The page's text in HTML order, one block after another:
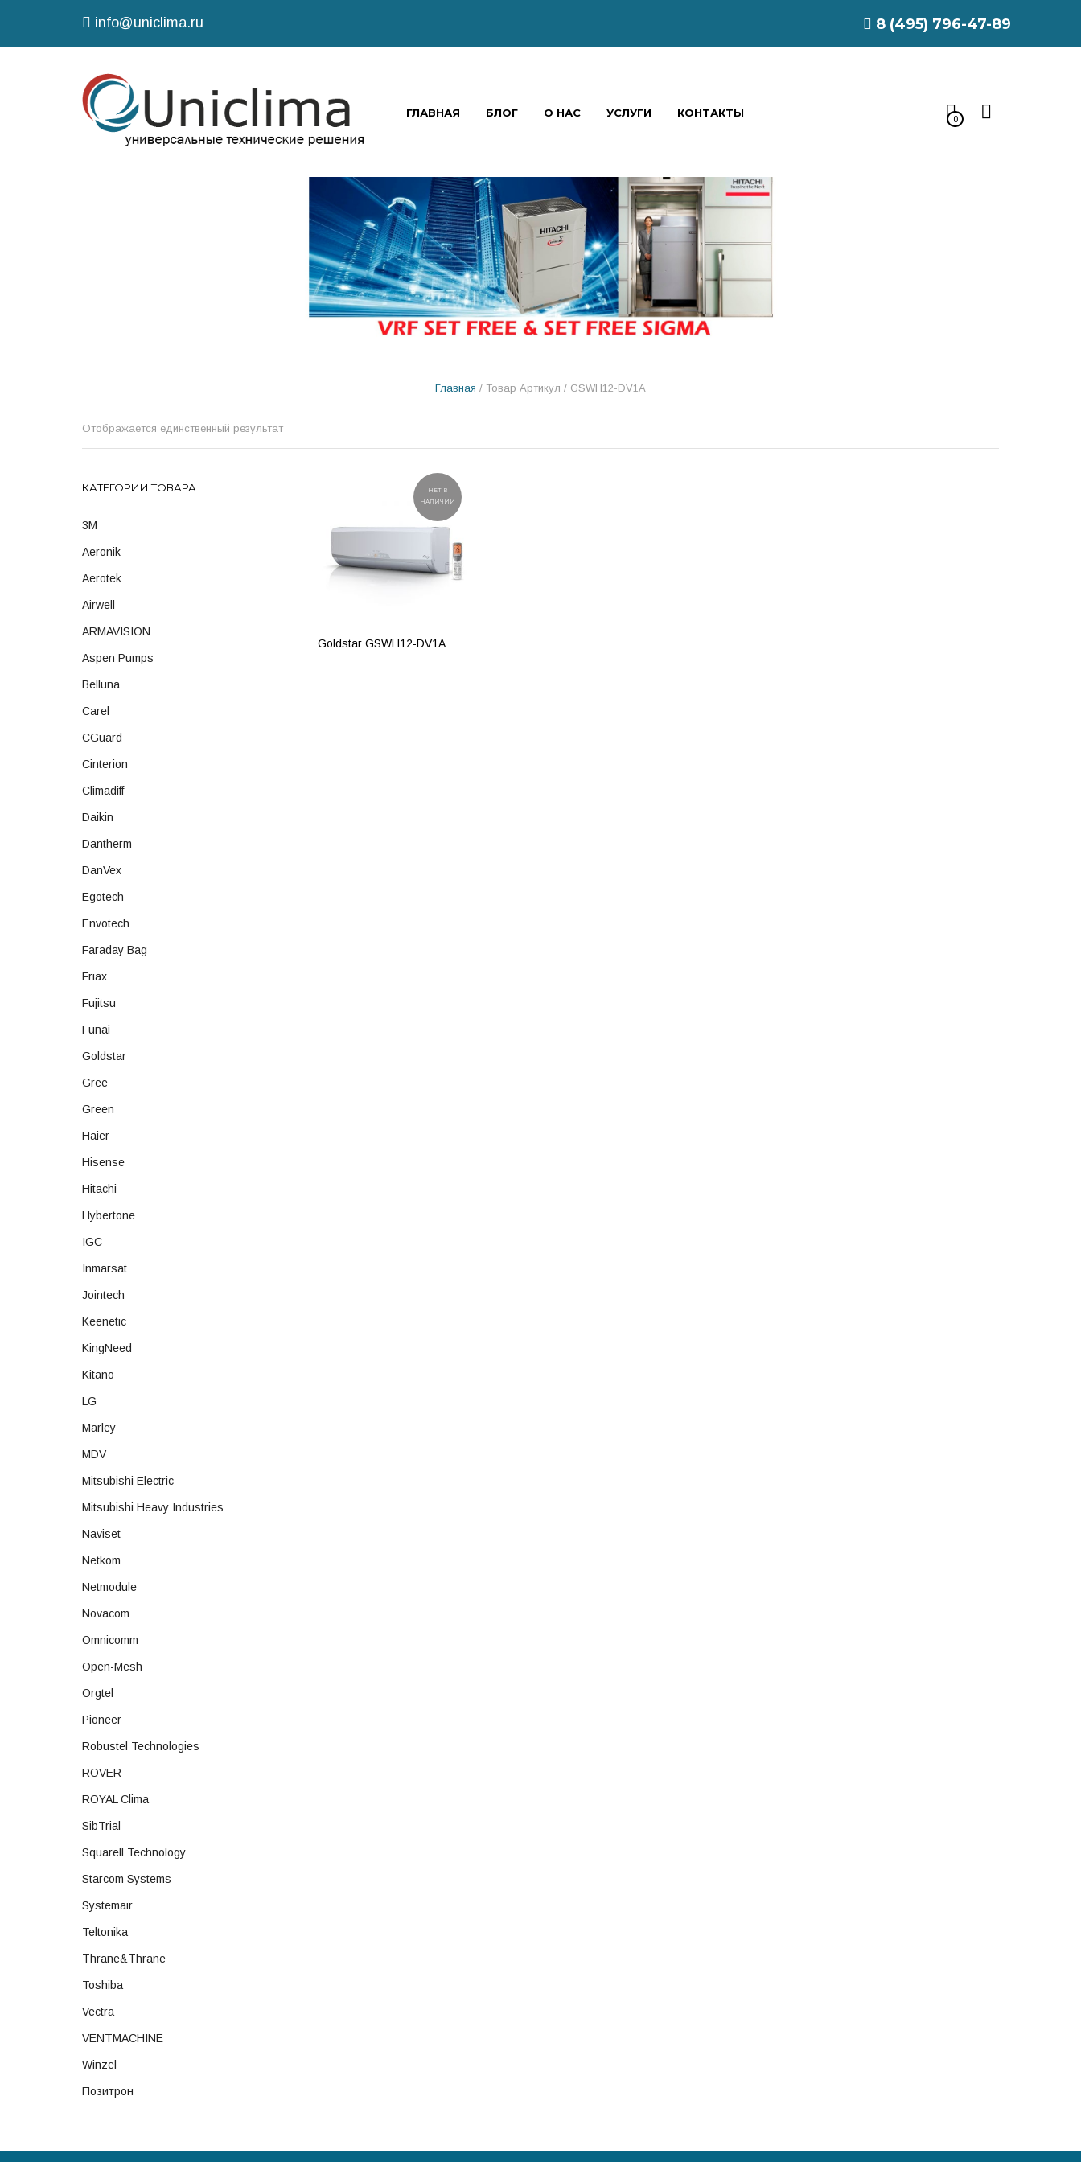
info@uniclima.ru 8 (495) 796-47-89
ГЛАВНАЯ БЛОГ О НАС УСЛУГИ КОНТАКТЫ 0
Главная / Товар Артикул / GSWH12-DV1A
Отображается единственный результат
КАТЕГОРИИ ТОВАРА
3M
Aeronik
Aerotek
Airwell
ARMAVISION
Aspen Pumps
Belluna
Carel
CGuard
Cinterion
Climadiff
Daikin
Dantherm
DanVex
Egotech
Envotech
Faraday Bag
Friax
Fujitsu
Funai
Goldstar
Gree
Green
Haier
Hisense
Hitachi
Hybertone
IGC
Inmarsat
Jointech
Keenetic
KingNeed
Kitano
LG
Marley
MDV
Mitsubishi Electric
Mitsubishi Heavy Industries
Naviset
Netkom
Netmodule
Novacom
Omnicomm
Open-Mesh
Orgtel
Pioneer
Robustel Technologies
ROVER
ROYAL Clima
SibTrial
Squarell Technology
Starcom Systems
Systemair
Teltonika
Thrane&Thrane
Toshiba
Vectra
VENTMACHINE
Winzel
Позитрон
НЕТ В
НАЛИЧИИ
Goldstar GSWH12-DV1A